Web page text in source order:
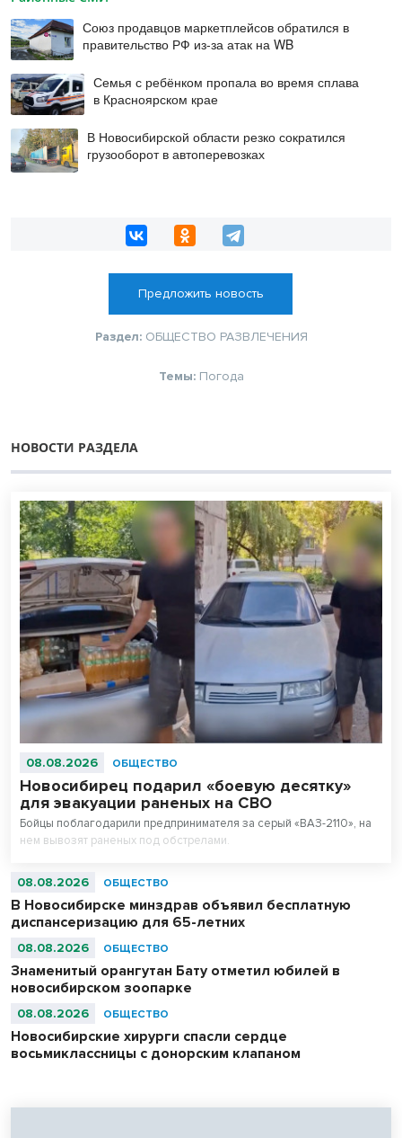
Союз продавцов маркетплейсов обратился в
правительство РФ из-за атак на WB
Семья с ребёнком пропала во время сплава
в Красноярском крае
В Новосибирской области резко сократился
грузооборот в автоперевозках
Предложить новость
Раздел: ОБЩЕСТВО РАЗВЛЕЧЕНИЯ
Темы: Погода
НОВОСТИ РАЗДЕЛА
08.08.2026 ОБЩЕСТВО
Новосибирец подарил «боевую десятку»
для эвакуации раненых на СВО
Бойцы поблагодарили предпринимателя за серый «ВАЗ-2110», на
нем вывозят раненых под обстрелами.
08.08.2026 ОБЩЕСТВО
В Новосибирске минздрав объявил бесплатную
диспансеризацию для 65-летних
08.08.2026 ОБЩЕСТВО
Знаменитый орангутан Бату отметил юбилей в
новосибирском зоопарке
08.08.2026 ОБЩЕСТВО
Новосибирские хирурги спасли сердце
восьмиклассницы с донорским клапаном